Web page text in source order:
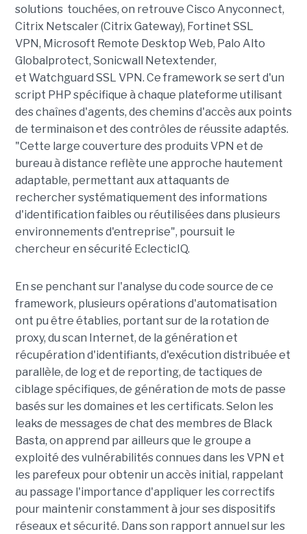
solutions touchées, on retrouve Cisco Anyconnect,
Citrix Netscaler (Citrix Gateway), Fortinet SSL
VPN, Microsoft Remote Desktop Web, Palo Alto
Globalprotect, Sonicwall Netextender,
et Watchguard SSL VPN. Ce framework se sert d'un
script PHP spécifique à chaque plateforme utilisant
des chaînes d'agents, des chemins d'accès aux points
de terminaison et des contrôles de réussite adaptés.
"Cette large couverture des produits VPN et de
bureau à distance reflète une approche hautement
adaptable, permettant aux attaquants de
rechercher systématiquement des informations
d'identification faibles ou réutilisées dans plusieurs
environnements d'entreprise", poursuit le
chercheur en sécurité EclecticIQ.
En se penchant sur l'analyse du code source de ce
framework, plusieurs opérations d'automatisation
ont pu être établies, portant sur de la rotation de
proxy, du scan Internet, de la génération et
récupération d'identifiants, d'exécution distribuée et
parallèle, de log et de reporting, de tactiques de
ciblage spécifiques, de génération de mots de passe
basés sur les domaines et les certificats. Selon les
leaks de messages de chat des membres de Black
Basta, on apprend par ailleurs que le groupe a
exploité des vulnérabilités connues dans les VPN et
les parefeux pour obtenir un accès initial, rappelant
au passage l'importance d'appliquer les correctifs
pour maintenir constamment à jour ses dispositifs
réseaux et sécurité. Dans son rapport annuel sur les